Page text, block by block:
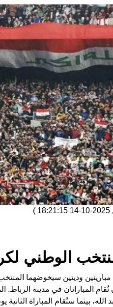
2025-10-14 18:21:15
)
الوطني
وديتين سيخوضهما